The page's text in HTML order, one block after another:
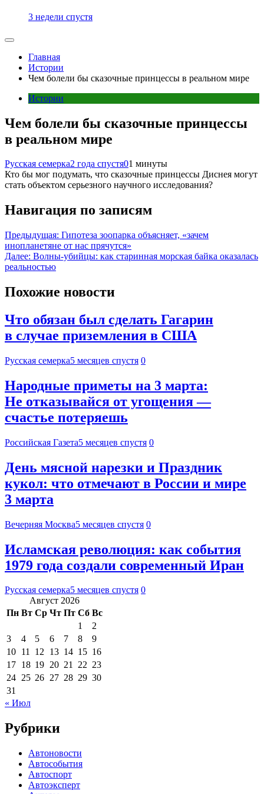
3 недели спустя
Главная
Истории
Чем болели бы сказочные принцессы в реальном мире
Истории
Чем болели бы сказочные принцессы
в реальном мире
Русская семерка2 года спустя01 минуты
Кто бы мог подумать, что сказочные принцессы Диснея могут
стать объектом серьезного научного исследования?
Навигация по записям
Предыдущая: Гипотеза зоопарка объясняет, «зачем
инопланетяне от нас прячутся»
Далее: Волны-убийцы: как старинная морская байка оказалась
реальностью
Похожие новости
Что обязан был сделать Гагарин
в случае приземления в США
Русская семерка5 месяцев спустя 0
Народные приметы на 3 марта:
Не отказывайся от угощения —
счастье потеряешь
Российская Газета5 месяцев спустя 0
День мясной нарезки и Праздник
кукол: что отмечают в России и мире
3 марта
Вечерняя Москва5 месяцев спустя 0
Исламская революция: как события
1979 года создали современный Иран
Русская семерка5 месяцев спустя 0
Август 2026
Пн Вт Ср Чт Пт Сб Вс
1
2
3
4 5 6 7 8
9
10 11 12 13 14 15 16
17 18 19 20 21 22 23
24 25 26 27 28 29 30
31
« Июл
Рубрики
Автоновости
Автособытия
Автоспорт
Автоэксперт